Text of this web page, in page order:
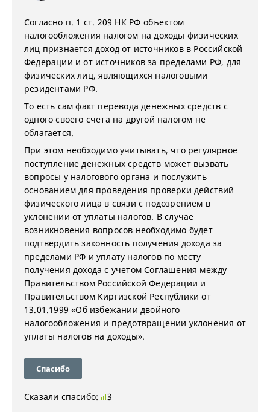
Согласно п. 1 ст. 209 НК РФ объектом
налогообложения налогом на доходы физических
лиц признается доход от источников в Российской
Федерации и от источников за пределами РФ, для
физических лиц, являющихся налоговыми
резидентами РФ.
То есть сам факт перевода денежных средств с
одного своего счета на другой налогом не
облагается.
При этом необходимо учитывать, что регулярное
поступление денежных средств может вызвать
вопросы у налогового органа и послужить
основанием для проведения проверки действий
физического лица в связи с подозрением в
уклонении от уплаты налогов. В случае
возникновения вопросов необходимо будет
подтвердить законность получения дохода за
пределами РФ и уплату налогов по месту
получения дохода с учетом Соглашения между
Правительством Российской Федерации и
Правительством Киргизской Республики от
13.01.1999 «Об избежании двойного
налогообложения и предотвращении уклонения от
уплаты налогов на доходы».
Спасибо
Сказали спасибо: 3